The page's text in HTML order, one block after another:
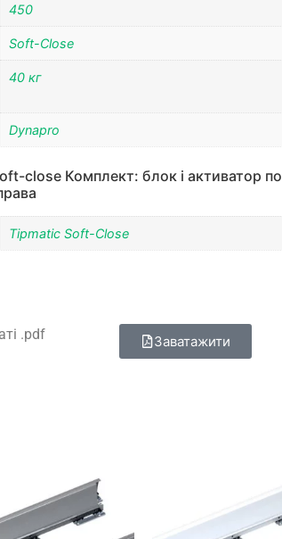
450
Soft-Close
40 кг
Dynapro
close Комплект: блок і активатор по
Tipmatic Soft-Close
.pdf Заватажити